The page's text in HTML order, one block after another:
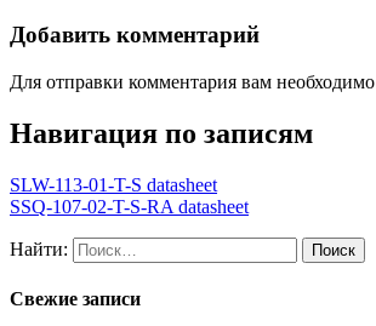
Добавить комментарий
Для отправки комментария вам необходимо
Навигация по записям
SLW-113-01-T-S datasheet
SSQ-107-02-T-S-RA datasheet
Найти:
Свежие записи